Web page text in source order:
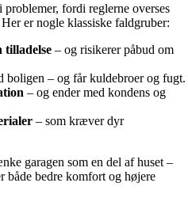
fordi reglerne overses
er nogle klassiske faldgruber:
tilladelse – og risikerer påbud om
boligen – og får kuldebroer og fugt.
– og ender med kondens og
– som kræver dyr
garagen som en del af huset –
både bedre komfort og højere